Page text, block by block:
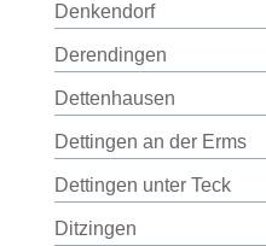
Denkendorf
Derendingen
Dettenhausen
Dettingen an der Erms
Dettingen unter Teck
Ditzingen